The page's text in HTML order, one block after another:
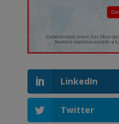
LinkedIn
Twitter